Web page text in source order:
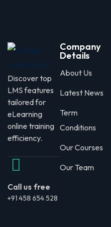
Discover top
LMS features
tailored for
eLearning
online training
efficiency.
Call us free
+91 458 654 528
Company
Details
About Us
Latest News
Term
Conditions
Our Courses
Our Team